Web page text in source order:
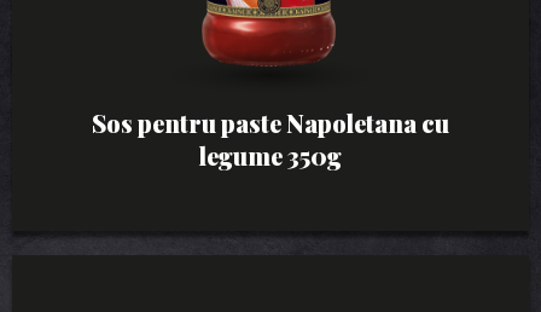
Sos pentru paste Napoletana cu
legume 350g